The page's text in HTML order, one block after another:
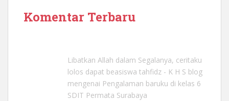
Komentar Terbaru
Libatkan Allah dalam Segalanya, ceritaku
lolos dapat beasiswa tahfidz - K H S blog
mengenai Pengalaman baruku di kelas 6
SDIT Permata Surabaya